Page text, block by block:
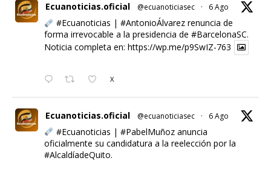
Ecuanoticias.oficial @ecuanoticiasec · 6 Ago
#Ecuanoticias | #AntonioÁlvarezrenuncia de
forma irrevocable a la presidencia de #BarcelonaSC.
Noticia completa en: https://wp.me/p9SwIZ-763
X
Ecuanoticias.oficial @ecuanoticiasec · 6 Ago
#Ecuanoticias | #PabelMuñozanuncia
oficialmente su candidatura a la reelección por la
#AlcaldíadeQuito.